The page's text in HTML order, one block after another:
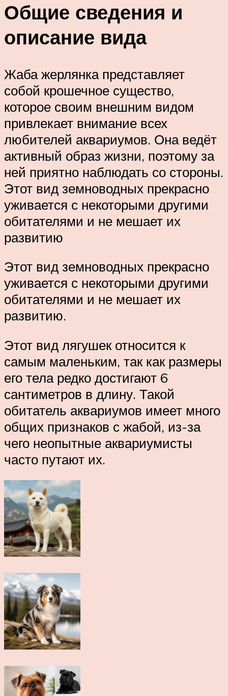
Общие сведения и
описание вида
Жаба жерлянка представляет
собой крошечное существо,
которое своим внешним видом
привлекает внимание всех
любителей аквариумов. Она ведёт
активный образ жизни, поэтому за
ней приятно наблюдать со стороны.
Этот вид земноводных прекрасно
уживается с некоторыми другими
обитателями и не мешает их
развитию
Этот вид земноводных прекрасно
уживается с некоторыми другими
обитателями и не мешает их
развитию.
Этот вид лягушек относится к
самым маленьким, так как размеры
его тела редко достигают 6
сантиметров в длину. Такой
обитатель аквариумов имеет много
общих признаков с жабой, из-за
чего неопытные аквариумисты
часто путают их.